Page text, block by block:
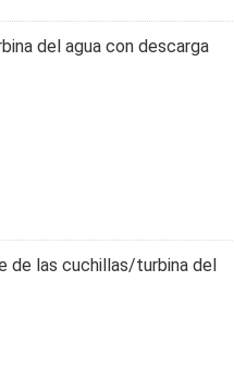
del agua con descarga
de las cuchillas/turbina del